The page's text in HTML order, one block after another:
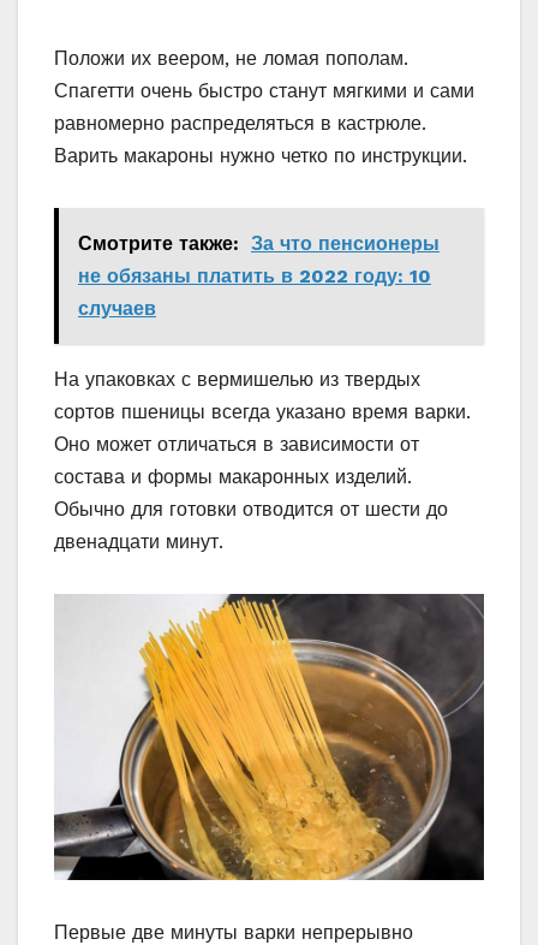
Положи их веером, не ломая пополам.
Спагетти очень быстро станут мягкими и сами
равномерно распределяться в кастрюле.
Варить макароны нужно четко по инструкции.
Смотрите также: За что пенсионеры
не обязаны платить в 2022 году: 10
случаев
На упаковках с вермишелью из твердых
сортов пшеницы всегда указано время варки.
Оно может отличаться в зависимости от
состава и формы макаронных изделий.
Обычно для готовки отводится от шести до
двенадцати минут.
Первые две минуты варки непрерывно